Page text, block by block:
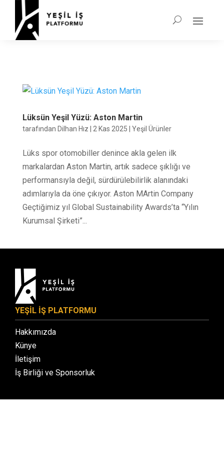
Lüksün Yeşil Yüzü: Aston Martin
tarafından Dilhan Hız 2 Kas 2025 Yeşil Ürünler
Lüks spor otomobiller denince akla gelen ilk
markalardan Aston Martin, artık sadece şıklığı ve
performansıyla değil, sürdürülebilirlik alanındaki
adımlarıyla da öne çıkıyor. Aston MArtin Company
Geçtiğimiz yıl Global Sustainability Awards’ta “Yılın
Kurumsal Şirketi”...
YEŞİL İŞ PLATFORMU
Hakkımızda
Künye
İletişim
İş Birliği ve Sponsorluk